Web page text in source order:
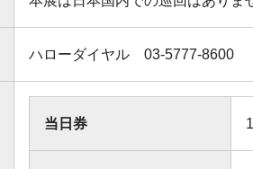
ハローダイヤル 03-5777-8600
当日券